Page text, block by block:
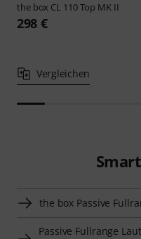
the box CL 110 Top MK II
298 €
Vergleichen
the box Passive
Passive Fullrange